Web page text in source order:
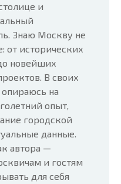
и
Знаю Москву не
от исторических
новейших
В своих
на
опыт,
городской
данные.
автора —
и гостям
для себя